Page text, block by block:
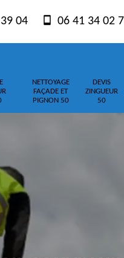
04 06 41 34 02
NETTOYAGE
FAÇADE ET
PIGNON 50
DEVIS
ZINGUEUR
50